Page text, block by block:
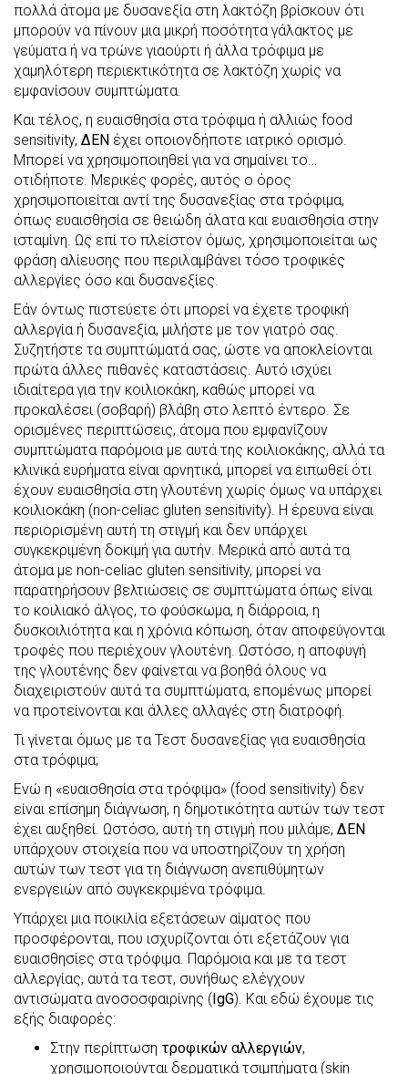
πολλά άτομα με δυσανεξία στη λακτόζη βρίσκουν ότι
μπορούν να πίνουν μια μικρή ποσότητα γάλακτος με
γεύματα ή να τρώνε γιαούρτι ή άλλα τρόφιμα με
χαμηλότερη περιεκτικότητα σε λακτόζη χωρίς να
εμφανίσουν συμπτώματα.
Και τέλος, η ευαισθησία στα τρόφιμα ή αλλιώς food
sensitivity, ΔΕΝ έχει οποιονδήποτε ιατρικό ορισμό.
Μπορεί να χρησιμοποιηθεί για να σημαίνει το…
οτιδήποτε. Μερικές φορές, αυτός ο όρος
χρησιμοποιείται αντί της δυσανεξίας στα τρόφιμα,
όπως ευαισθησία σε θειώδη άλατα και ευαισθησία στην
ισταμίνη. Ως επί το πλείστον όμως, χρησιμοποιείται ως
φράση αλίευσης που περιλαμβάνει τόσο τροφικές
αλλεργίες όσο και δυσανεξίες.
Εάν όντως πιστεύετε ότι μπορεί να έχετε τροφική
αλλεργία ή δυσανεξία, μιλήστε με τον γιατρό σας.
Συζητήστε τα συμπτώματά σας, ώστε να αποκλείονται
πρώτα άλλες πιθανές καταστάσεις. Αυτό ισχύει
ιδιαίτερα για την κοιλιοκάκη, καθώς μπορεί να
προκαλέσει (σοβαρή) βλάβη στο λεπτό έντερο. Σε
ορισμένες περιπτώσεις, άτομα που εμφανίζουν
συμπτώματα παρόμοια με αυτά της κοιλιοκάκης, αλλά τα
κλινικά ευρήματα είναι αρνητικά, μπορεί να ειπωθεί ότι
έχουν ευαισθησία στη γλουτένη χωρίς όμως να υπάρχει
κοιλιοκάκη (non-celiac gluten sensitivity). Η έρευνα είναι
περιορισμένη αυτή τη στιγμή και δεν υπάρχει
συγκεκριμένη δοκιμή για αυτήν. Μερικά από αυτά τα
άτομα με non-celiac gluten sensitivity, μπορεί να
παρατηρήσουν βελτιώσεις σε συμπτώματα όπως είναι
το κοιλιακό άλγος, το φούσκωμα, η διάρροια, η
δυσκοιλιότητα και η χρόνια κόπωση, όταν αποφεύγονται
τροφές που περιέχουν γλουτένη. Ωστόσο, η αποφυγή
της γλουτένης δεν φαίνεται να βοηθά όλους να
διαχειριστούν αυτά τα συμπτώματα, επομένως μπορεί
να προτείνονται και άλλες αλλαγές στη διατροφή.
Τι γίνεται όμως με τα Τεστ δυσανεξίας για ευαισθησία
στα τρόφιμα;
Ενώ η «ευαισθησία στα τρόφιμα» (food sensitivity) δεν
είναι επίσημη διάγνωση, η δημοτικότητα αυτών των τεστ
έχει αυξηθεί. Ωστόσο, αυτή τη στιγμή που μιλάμε, ΔΕΝ
υπάρχουν στοιχεία που να υποστηρίζουν τη χρήση
αυτών των τεστ για τη διάγνωση ανεπιθύμητων
ενεργειών από συγκεκριμένα τρόφιμα.
Υπάρχει μια ποικιλία εξετάσεων αίματος που
προσφέρονται, που ισχυρίζονται ότι εξετάζουν για
ευαισθησίες στα τρόφιμα. Παρόμοια και με τα τεστ
αλλεργίας, αυτά τα τεστ, συνήθως ελέγχουν
αντισώματα ανοσοσφαιρίνης (IgG). Και εδώ έχουμε τις
εξής διαφορές:
Στην περίπτωση τροφικών αλλεργιών,
χρησιμοποιούνται δερματικά τσιμπήματα (skin